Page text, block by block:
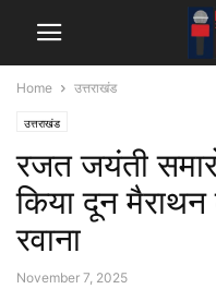
Home उत्तराखंड
उत्तराखंड
रजत जयंती
किया दून
रवाना
November 7, 2025